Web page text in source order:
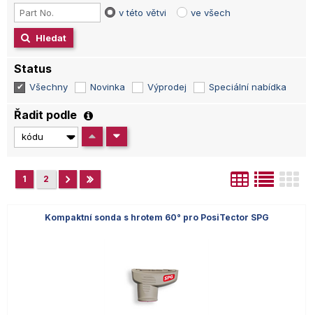
v této větvi ve všech
Hledat
Status
Všechny Novinka Výprodej Speciální nabídka
Řadit podle
1 2
Kompaktní sonda s hrotem 60° pro PosiTector SPG